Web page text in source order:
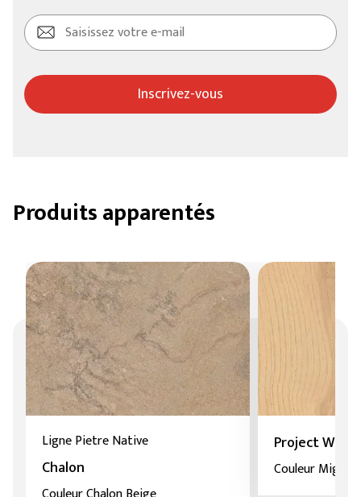
Inscrivez-vous
Produits apparentés
Ligne Pietre Native
Chalon
Project Wood
Couleur